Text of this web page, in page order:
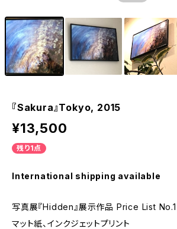
『Sakura』Tokyo, 2015
¥13,500
残り1点
International shipping available
写真展『Hidden』展示作品 Price List No.1
マット紙、インクジェットプリント